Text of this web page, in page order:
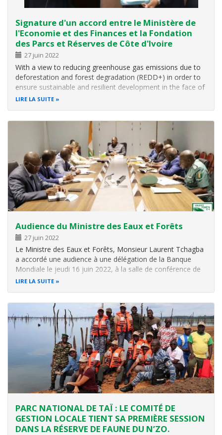
Signature d'un accord entre le Ministère de
l'Economie et des Finances et la Fondation
des Parcs et Réserves de Côte d'Ivoire
27 juin 2022
With a view to reducing greenhouse gas emissions due to
deforestation and forest degradation (REDD+) in order to
ensure sustainable and resilient development in the face of
climate change, Côte d' Ivoire suggested in 2019 to the
LIRE LA SUITE
Audience du Ministre des Eaux et Forêts
27 juin 2022
Le Ministre des Eaux et Forêts, Monsieur Laurent Tchagba
a accordé une audience à une délégation de la Banque
Mondiale le jeudi 16 juin 2022, à la salle de conférence de
son cabinet sise au 22ème étage de l'immeuble Postel
LIRE LA SUITE
PARC NATIONAL DE TAÏ : LE COMITÉ DE
GESTION LOCALE TIENT SA PREMIÈRE SESSION
DANS LA RÉSERVE DE FAUNE DU N’ZO.